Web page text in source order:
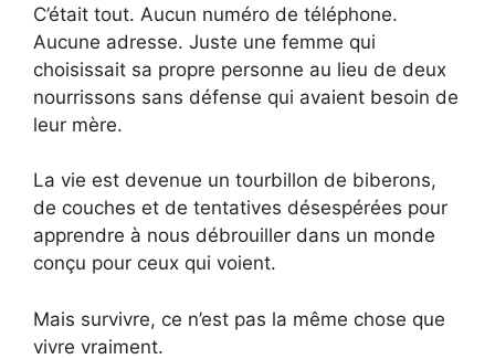
C’était tout. Aucun numéro de téléphone.
Aucune adresse. Juste une femme qui
choisissait sa propre personne au lieu de deux
nourrissons sans défense qui avaient besoin de
leur mère.
La vie est devenue un tourbillon de biberons,
de couches et de tentatives désespérées pour
apprendre à nous débrouiller dans un monde
conçu pour ceux qui voient.
Mais survivre, ce n’est pas la même chose que
vivre vraiment.